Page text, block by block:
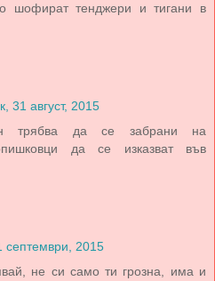
шофират тенджери и тигани в
31 август, 2015
трябва да се забрани на
да се изказват във
септември, 2015
не си само ти грозна, има и